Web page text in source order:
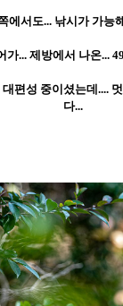
에서도... 낚시가 가능
가... 제방에서 나온...
편성 중이셨는데....
다...